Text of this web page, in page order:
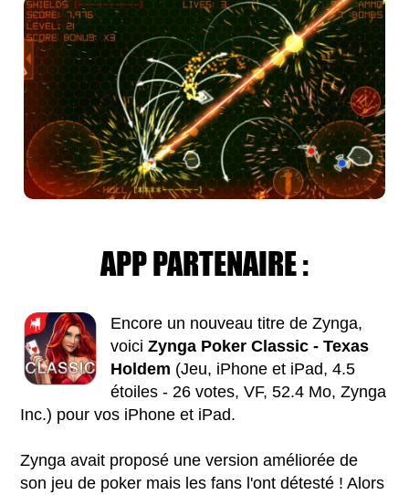
APP PARTENAIRE :
Encore un nouveau titre de Zynga,
voiciZynga Poker Classic - Texas
Holdem (Jeu, iPhone et iPad, 4.5
étoiles - 26 votes, VF, 52.4 Mo, Zynga
Inc.) pour vos iPhone et iPad.
Zynga avait proposé une version améliorée de
son jeu de poker mais les fans l'ont détesté ! Alors